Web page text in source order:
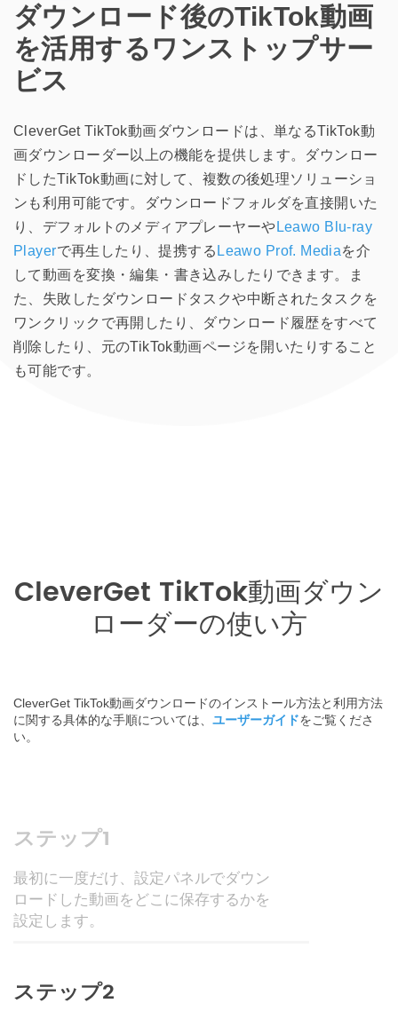
ダウンロード後のTikTok動画
を活用するワンストップサー
ビス
CleverGet TikTok動画ダウンロードは、単なるTikTok動
画ダウンローダー以上の機能を提供します。ダウンロー
ドしたTikTok動画に対して、複数の後処理ソリューショ
ンも利用可能です。ダウンロードフォルダを直接開いた
り、デフォルトのメディアプレーヤーや Leawo Blu-ray
Playerで再生したり、提携する Leawo Prof. Mediaを介
して動画を変換・編集・書き込みしたりできます。ま
た、失敗したダウンロードタスクや中断されたタスクを
ワンクリックで再開したり、ダウンロード履歴をすべて
削除したり、元のTikTok動画ページを開いたりすること
も可能です。
CleverGet TikTok動画ダウン
ローダーの使い方
CleverGet TikTok動画ダウンロードのインストール方法と利用方法
に関する具体的な手順については、 ユーザーガイドをご覧くださ
い。
ステップ1
最初に一度だけ、設定パネルでダウン
ロードした動画をどこに保存するかを
設定します。
ステップ2